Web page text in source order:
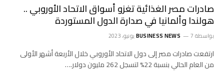
صادرات مصر الغذائية تغزو أسواق الاتحاد الأوروبي ..
هولندا وألمانيا في صدارة الدول المستوردة
بواسطة BUSINESS NEWS 7 يونيو، 2023
ارتفعت صادرات مصر إلى دول الاتحاد الأوروبي خلال الأربعة أشهر الأولى
من العام الحالي بنسبة 22% لتسجل 262 مليون دولار.…